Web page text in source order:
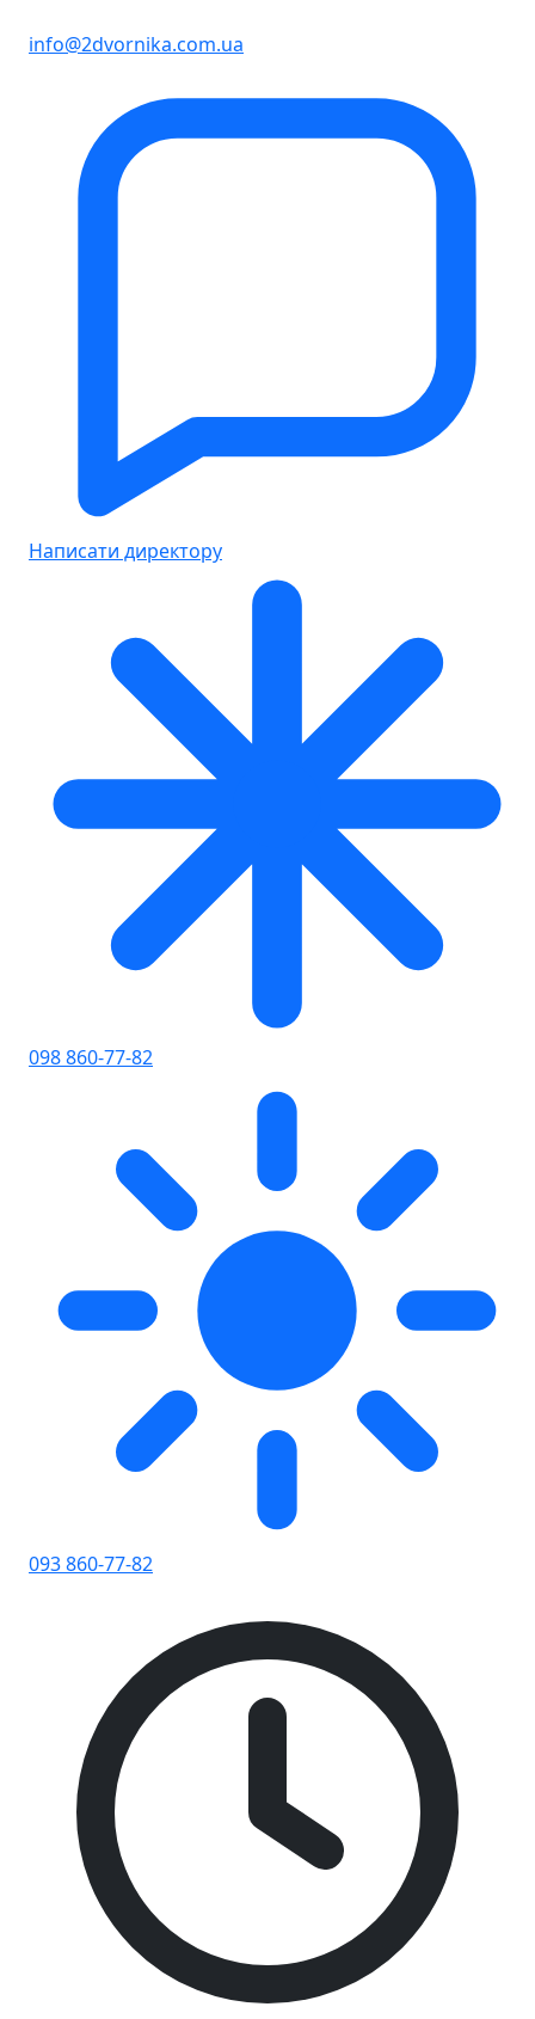
info@2dvornika.com.ua
Написати директору
098 860-77-82
093 860-77-82